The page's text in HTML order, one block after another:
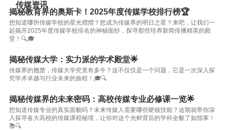
传媒资讯
揭秘教育界的奥斯卡！2025年度传媒学校排行榜🏆
想知道哪所传媒学校的星光熠熠？想成为传媒界的明日之星？来吧，让我们一
起揭开2025年度传媒学校排名的神秘面纱，探寻那些培养新闻传播精英的殿
堂！🔍🎓
揭秘传媒大学：实力派的学术殿堂🌟
传媒界的翘楚，传媒大学究竟有多牛？这不仅仅是一个问题，它是一次深入探
究学术卓越与行业未来的旅程！🎓🔍
揭秘传媒界的未来密码：高校传媒专业必修课一览🌟
想知道传媒专业的真实面貌吗？未来传媒人需要哪些硬核技能？这期就带你深
入探寻各大高校的传媒课程秘境，让你对这个光鲜背后的学科全貌了如指掌！
📚🔍